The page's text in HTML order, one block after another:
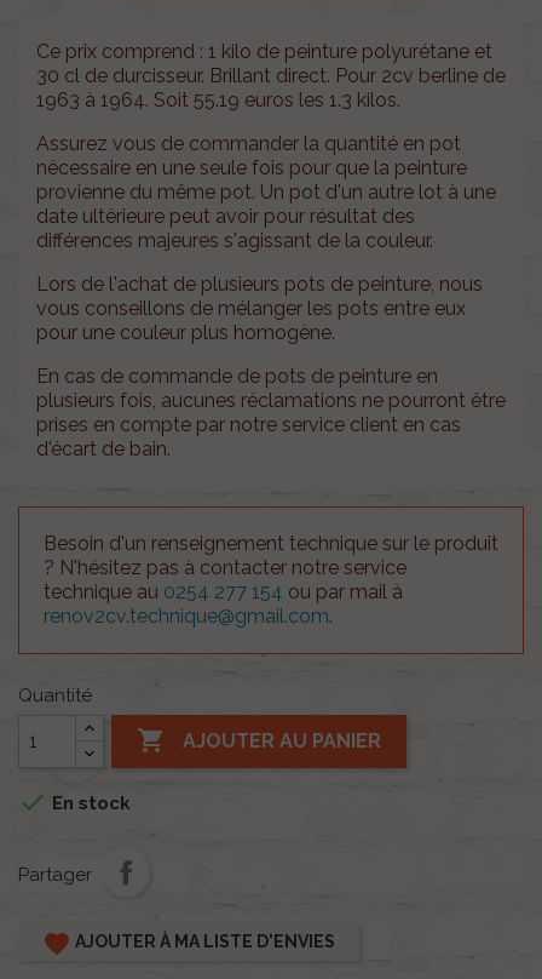
Ce prix comprend : 1 kilo de peinture polyurétane et
30 cl de durcisseur. Brillant direct. Pour 2cv berline de
1963 à 1964. Soit 55.19 euros les 1.3 kilos.
Assurez vous de commander la quantité en pot
nécessaire en une seule fois pour que la peinture
provienne du même pot. Un pot d'un autre lot à une
date ultérieure peut avoir pour résultat des
différences majeures s'agissant de la couleur.
Lors de l'achat de plusieurs pots de peinture, nous
vous conseillons de mélanger les pots entre eux
pour une couleur plus homogène.
En cas de commande de pots de peinture en
plusieurs fois, aucunes réclamations ne pourront être
prises en compte par notre service client en cas
d'écart de bain.
Besoin d'un renseignement technique sur le produit
? N'hésitez pas à contacter notre service
technique au 0254 277 154 ou par mail à
renov2cv.technique@gmail.com.
Quantité
 AJOUTER AU PANIER
 En stock
Partager
favorite AJOUTER À MA LISTE D'ENVIES